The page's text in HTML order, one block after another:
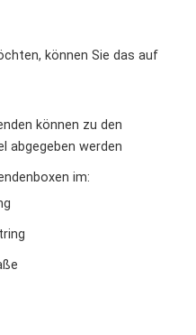
können Sie das auf
können zu den
abgegeben werden
im: